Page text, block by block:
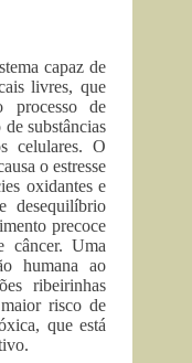
capaz de
livres, que
processo de
substâncias
celulares. O
o estresse
oxidantes e
desequilíbrio
precoce
câncer. Uma
humana ao
ribeirinhas
risco de
que está